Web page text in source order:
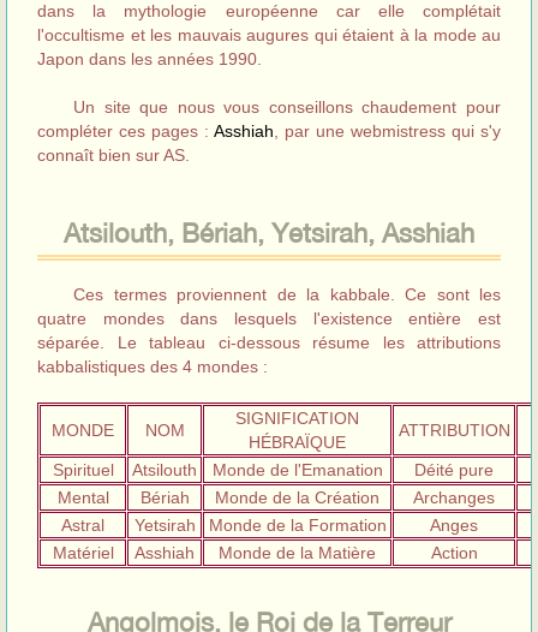
dans la mythologie européenne car elle complétait
l'occultisme et les mauvais augures qui étaient à la mode au
Japon dans les années 1990.
Un site que nous vous conseillons chaudement pour
compléter ces pages : Asshiah , par une webmistress qui s'y
connaît bien sur AS.
Atsilouth, Bériah, Yetsirah, Asshiah
Ces termes proviennent de la kabbale. Ce sont les
quatre mondes dans lesquels l'existence entière est
séparée. Le tableau ci-dessous résume les attributions
kabbalistiques des 4 mondes :
MONDE NOM
SIGNIFICATION
HÉBRAÏQUE
ATTRIBUTION
Spirituel Atsilouth Monde de l'Emanation
Déité pure
Mental
Bériah Monde de la Création
Archanges
Astral
Yetsirah Monde de la Formation
Anges
Matériel
Asshiah Monde de la Matière Action
Angolmois, le Roi de la Terreur